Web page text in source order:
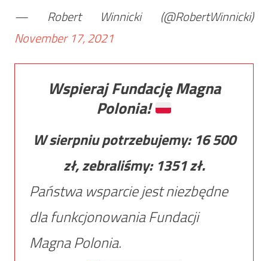
— Robert Winnicki (@RobertWinnicki)
November 17, 2021
Wspieraj Fundację Magna
Polonia!
W sierpniu potrzebujemy: 16 500
zł, zebraliśmy: 1351zł.
Państwa wsparcie jest niezbędne
dla funkcjonowania Fundacji
Magna Polonia.